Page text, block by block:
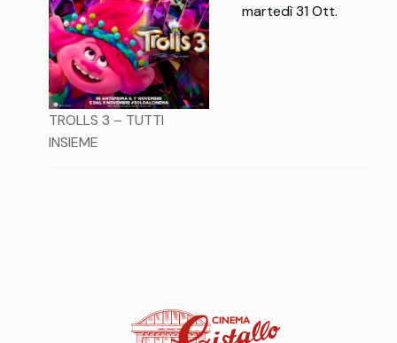
TROLLS 3 – TUTTI
INSIEME
martedì 31 Ott.